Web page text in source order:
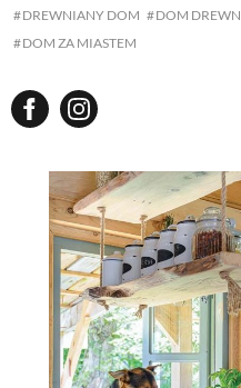
DREWNIANY DOM DOM
DOM ZA MIASTEM